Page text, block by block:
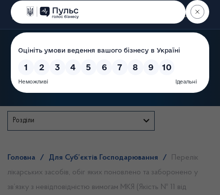
Пошук
Розділи
Головна / Для Суб’єктів Господарювання /
Перелік
лікарських засобів, обіг яких поновлено та заборонено у
зв’язку з невідповідністю вимогам МКЯ (Якість № 11 від